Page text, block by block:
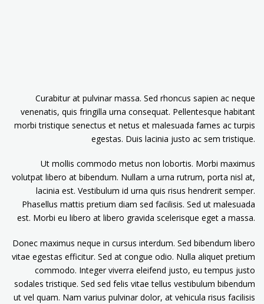
Curabitur at pulvinar massa. Sed rhoncus sapien ac neque
venenatis, quis fringilla urna consequat. Pellentesque habitant
morbi tristique senectus et netus et malesuada fames ac turpis
egestas. Duis lacinia justo ac sem tristique.
Ut mollis commodo metus non lobortis. Morbi maximus
volutpat libero at bibendum. Nullam a urna rutrum, porta nisl at,
lacinia est. Vestibulum id urna quis risus hendrerit semper.
Phasellus mattis pretium diam sed facilisis. Sed ut malesuada
est. Morbi eu libero at libero gravida scelerisque eget a massa.
Donec maximus neque in cursus interdum. Sed bibendum libero
vitae egestas efficitur. Sed at congue odio. Nulla aliquet pretium
commodo. Integer viverra eleifend justo, eu tempus justo
sodales tristique. Sed sed felis vitae tellus vestibulum bibendum
ut vel quam. Nam varius pulvinar dolor, at vehicula risus facilisis